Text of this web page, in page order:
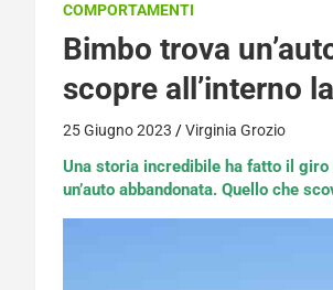
COMPORTAMENTI
Bimbo trova
scopre all’interno
25 Giugno 2023 Virginia Grozio
Una storia incredibile ha fatto il
un’auto abbandonata. Quello che